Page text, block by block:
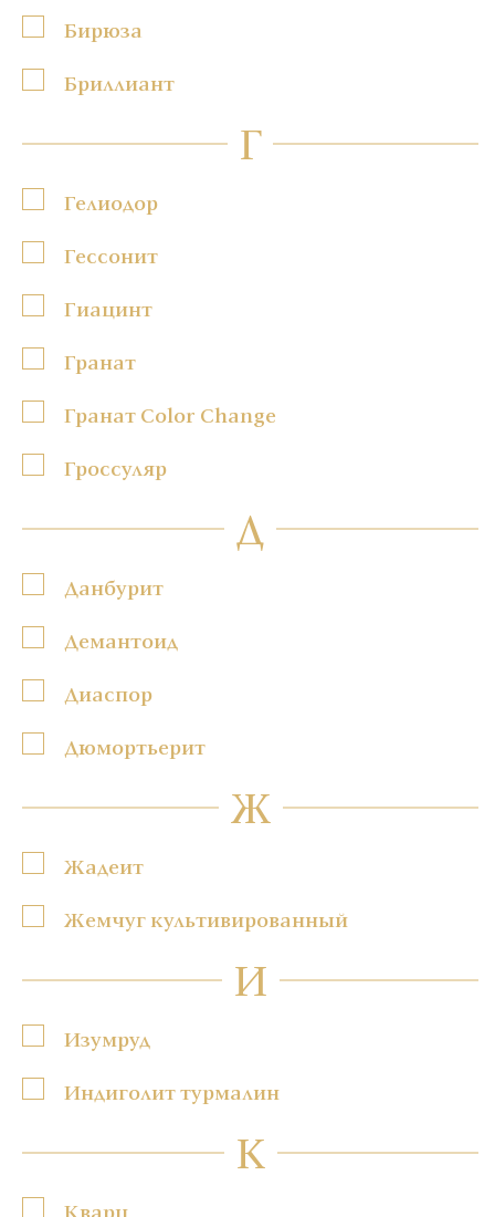
Бирюза
Бриллиант
Г
Гелиодор
Гессонит
Гиацинт
Гранат
Гранат Color Change
Гроссуляр
Д
Данбурит
Демантоид
Диаспор
Дюмортьерит
Ж
Жадеит
Жемчуг культивированный
И
Изумруд
Индиголит турмалин
К
Кварц